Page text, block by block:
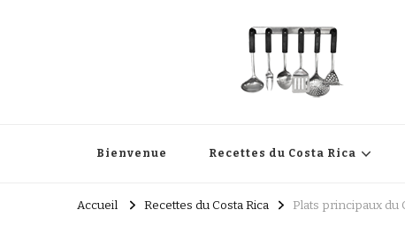
Bienvenue Recettes du Costa Rica
Accueil Recettes du Costa Rica Plats principaux du